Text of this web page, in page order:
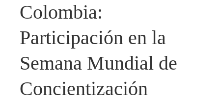
Colombia:
Participación en la
Semana Mundial de
Concientización